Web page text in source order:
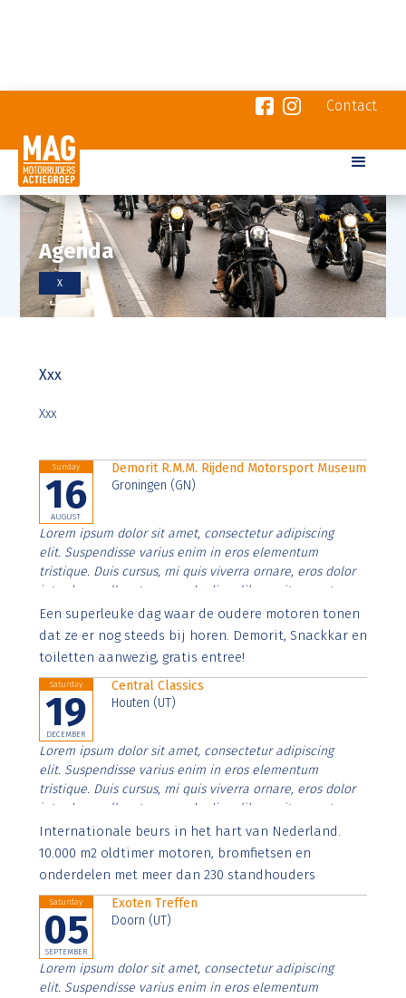
Contact
Agenda
X
Xxx
Xxx
Sunday
16
AUGUST
Demorit R.M.M. Rijdend Motorsport Museum
Groningen (GN)
Lorem ipsum dolor sit amet, consectetur adipiscing
elit. Suspendisse varius enim in eros elementum
tristique. Duis cursus, mi quis viverra ornare, eros dolor
interdum nulla, ut commodo diam libero vitae erat.
Aenean faucibus nibh et justo cursus id rutrum lorem
imperdiet. Nunc ut sem vitae risus tristique posuere.
Een superleuke dag waar de oudere motoren tonen
dat ze er nog steeds bij horen. Demorit, Snackkar en
toiletten aanwezig, gratis entree!
Saturday
19
DECEMBER
Central Classics
Houten (UT)
Lorem ipsum dolor sit amet, consectetur adipiscing
elit. Suspendisse varius enim in eros elementum
tristique. Duis cursus, mi quis viverra ornare, eros dolor
interdum nulla, ut commodo diam libero vitae erat.
Aenean faucibus nibh et justo cursus id rutrum lorem
imperdiet. Nunc ut sem vitae risus tristique posuere.
Internationale beurs in het hart van Nederland.
10.000 m2 oldtimer motoren, bromfietsen en
onderdelen met meer dan 230 standhouders
Saturday
05
SEPTEMBER
Exoten Treffen
Doorn (UT)
Lorem ipsum dolor sit amet, consectetur adipiscing
elit. Suspendisse varius enim in eros elementum